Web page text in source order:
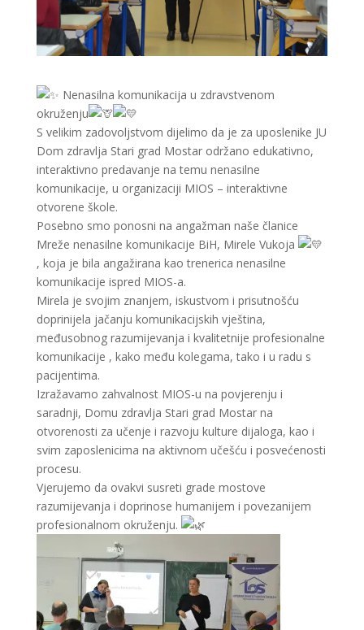
Nenasilna komunikacija u zdravstvenom
okruženju
S velikim zadovoljstvom dijelimo da je za uposlenike JU
Dom zdravlja Stari grad Mostar održano edukativno,
interaktivno predavanje na temu nenasilne
komunikacije, u organizaciji MIOS – interaktivne
otvorene škole.
Posebno smo ponosni na angažman naše članice
Mreže nenasilne komunikacije BiH, Mirele Vukoja
, koja je bila angažirana kao trenerica nenasilne
komunikacije ispred MIOS-a.
Mirela je svojim znanjem, iskustvom i prisutnošću
doprinijela jačanju komunikacijskih vještina,
međusobnog razumijevanja i kvalitetnije profesionalne
komunikacije , kako među kolegama, tako i u radu s
pacijentima.
Izražavamo zahvalnost MIOS-u na povjerenju i
saradnji, Domu zdravlja Stari grad Mostar na
otvorenosti za učenje i razvoju kulture dijaloga, kao i
svim zaposlenicima na aktivnom učešću i posvećenosti
procesu.
Vjerujemo da ovakvi susreti grade mostove
razumijevanja i doprinose humanijem i povezanijem
profesionalnom okruženju.